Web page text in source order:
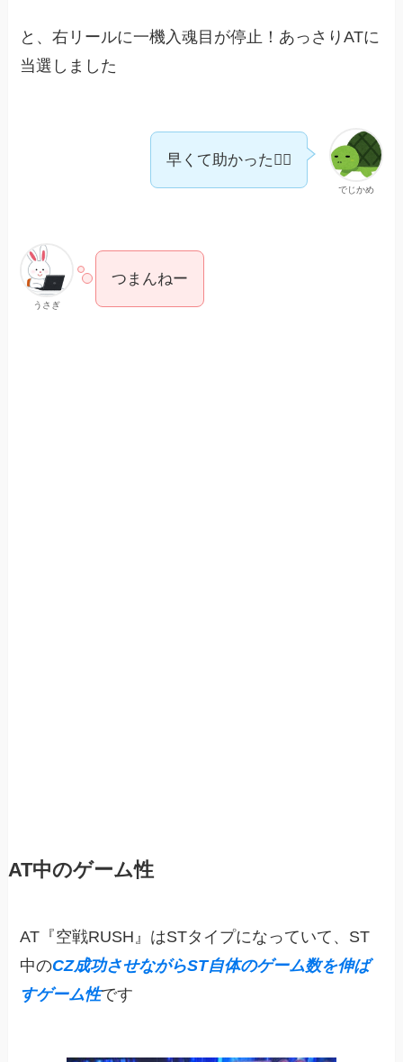
と、右リールに一機入魂目が停止！あっさりATに
当選しました
でじかめ
早くて助かった😮‍💨
うさぎ
つまんねー
AT中のゲーム性
AT『空戦RUSH』はSTタイプになっていて、ST
中のCZ成功させながらST自体のゲーム数を伸ば
すゲーム性です